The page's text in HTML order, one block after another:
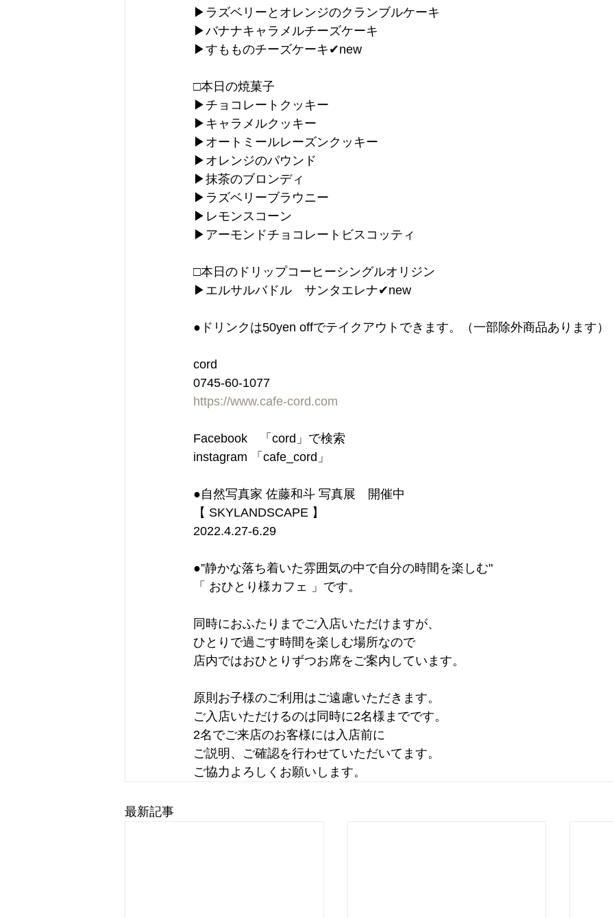
▶︎ラズベリーとオレンジのクランブルケーキ
▶︎バナナキャラメルチーズケーキ
▶︎すもものチーズケーキ✔︎new
□本日の焼菓子
▶︎チョコレートクッキー
▶︎キャラメルクッキー
▶︎オートミールレーズンクッキー
▶︎オレンジのパウンド
▶︎抹茶のブロンディ
▶︎ラズベリーブラウニー
▶︎レモンスコーン
▶︎アーモンドチョコレートビスコッティ
□本日のドリップコーヒーシングルオリジン
▶︎エルサルバドル　サンタエレナ✔︎new
●ドリンクは50yen offでテイクアウトできます。（一部除外商品あります）
cord
0745-60-1077
https://www.cafe-cord.com
Facebook　「cord」で検索
instagram 「cafe_cord」
●自然写真家 佐藤和斗 写真展　開催中
【 SKYLANDSCAPE 】
2022.4.27-6.29
●”静かな落ち着いた雰囲気の中で自分の時間を楽しむ"
「 おひとり様カフェ 」です。
同時におふたりまでご入店いただけますが、
ひとりで過ごす時間を楽しむ場所なので
店内ではおひとりずつお席をご案内しています。
原則お子様のご利用はご遠慮いただきます。
ご入店いただけるのは同時に2名様までです。
2名でご来店のお客様には入店前に
ご説明、ご確認を行わせていただいてます。
ご協力よろしくお願いします。
最新記事